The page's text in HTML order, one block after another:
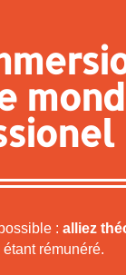
: alliez
étant rémunéré.